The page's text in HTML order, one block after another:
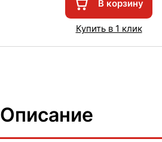
В корзину
Купить в 1 клик
Описание